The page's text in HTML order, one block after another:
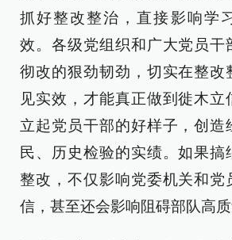
抓好整改整治，直接影响学
效。各级党组织和广大党员干
彻改的狠劲韧劲，切实在整改
见实效，才能真正做到徙木立
立起党员干部的好样子，创造
民、历史检验的实绩。如果搞
整改，不仅影响党委机关和党
信，甚至还会影响阻碍部队高质